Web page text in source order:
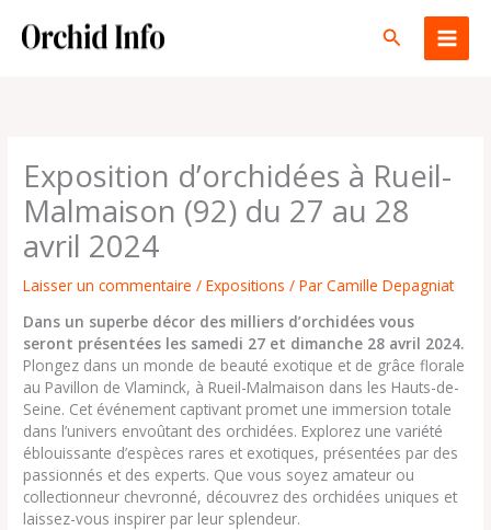
contenu
Rechercher
Exposition d’orchidées à Rueil-
Malmaison (92) du 27 au 28
avril 2024
Laisser un commentaire /Expositions / ParCamille Depagniat
Dans un superbe décor des milliers d’orchidées vous
seront présentées les samedi 27 et dimanche 28 avril 2024.
Plongez dans un monde de beauté exotique et de grâce florale
au Pavillon de Vlaminck, à Rueil-Malmaison dans les Hauts-de-
Seine. Cet événement captivant promet une immersion totale
dans l’univers envoûtant des orchidées. Explorez une variété
éblouissante d’espèces rares et exotiques, présentées par des
passionnés et des experts. Que vous soyez amateur ou
collectionneur chevronné, découvrez des orchidées uniques et
laissez-vous inspirer par leur splendeur.